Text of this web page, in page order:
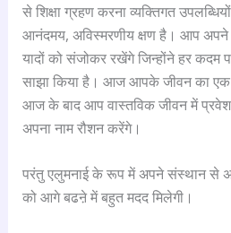
से शिक्षा ग्रहण करना व्यक्तिगत
आनंदमय, अविस्मरणीय क्षण है। आप अपने
यादों को संजोकर रखेंगे जिन्होंने हर कदम
साझा किया है। आज आपके जीवन का एक
आज के बाद आप वास्तविक जीवन में प्रवेश
अपना नाम रौशन करेंगे।
परंतु एलुमनाई के रूप में अपने संस्थान से
को आगे बढऩे में बहुत मदद मिलेगी।